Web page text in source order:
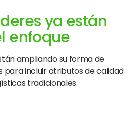
ya están
enfoque
ampliando su forma de
para incluir atributos de calidad
tradicionales.